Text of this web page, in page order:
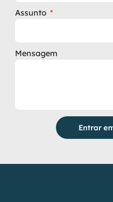
Assunto
Mensagem
Entrar